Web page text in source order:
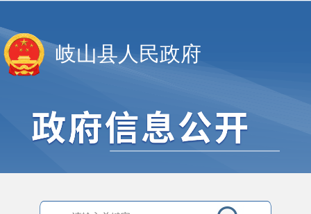
岐山县人民政府